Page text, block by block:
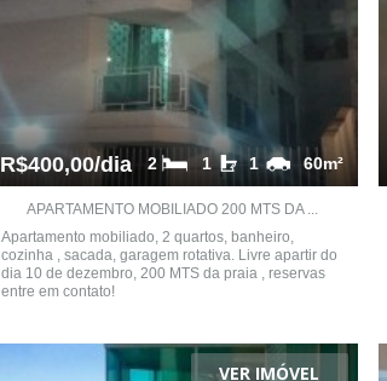
R$400,00/dia 60m²
1
1
2
APARTAMENTO MOBILIADO 200 MTS DA ...
Apartamento mobiliado, 2 quartos, banheiro,
cozinha , sacada, garagem rotativa. Livre apartir do
dia 10 de dezembro, 200 MTS da praia , reservas
entre em contato!
VER IMÓVEL